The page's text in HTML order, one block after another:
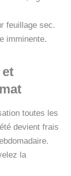
feuillage sec.
imminente.
et
toutes les
devient frais
la